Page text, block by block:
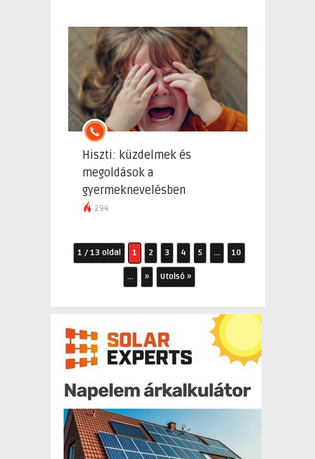
Hiszti: küzdelmek és
megoldások a
gyermeknevelésben
294
1 / 13 oldal 1 2 3 4 5 ... 10
... » Utolsó »